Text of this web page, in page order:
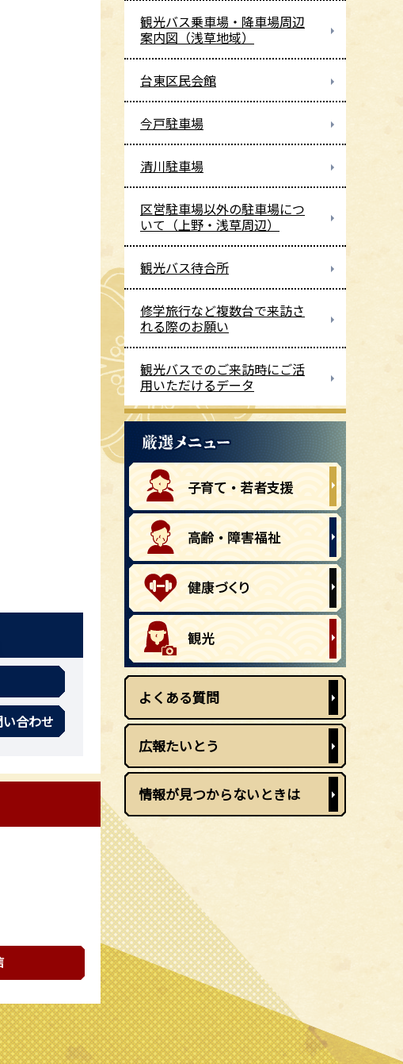
合わせ
観光バス乗車場・降車場周辺
案内図（浅草地域）
台東区民会館
今戸駐車場
清川駐車場
区営駐車場以外の駐車場につ
いて（上野・浅草周辺）
観光バス待合所
修学旅行など複数台で来訪さ
れる際のお願い
観光バスでのご来訪時にご活
用いただけるデータ
よくある質問
広報たいとう
情報が見つからないときは